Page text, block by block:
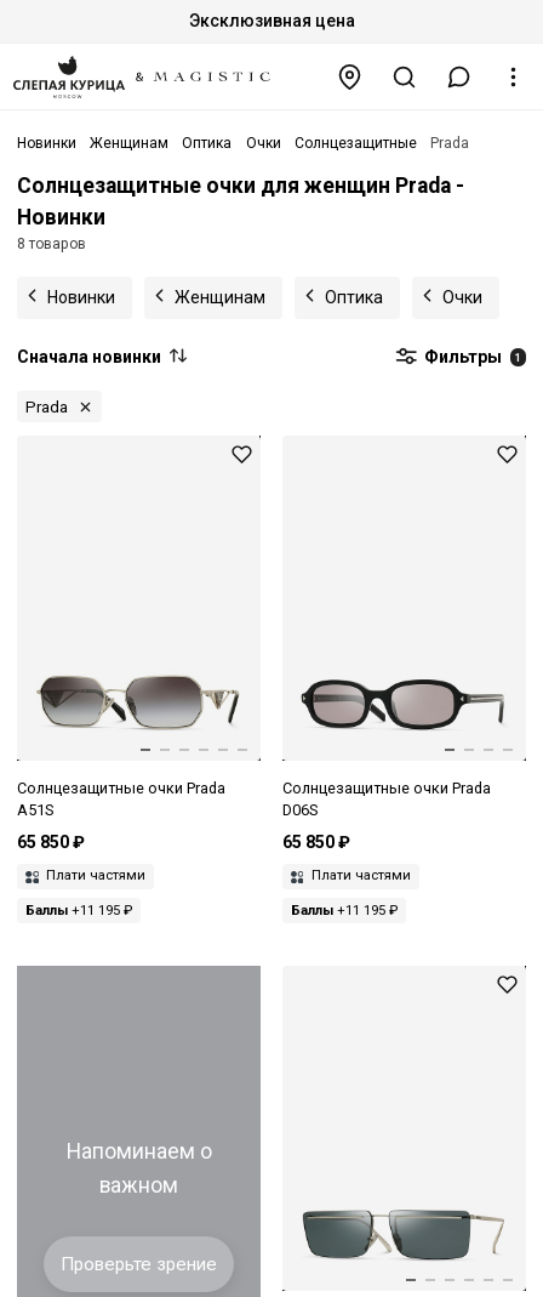
Эксклюзивная цена
Новинки Женщинам Оптика Очки Солнцезащитные Prada
Солнцезащитные очки для женщин Prada -
Новинки
8 товаров
Новинки Женщинам Оптика Очки
Сначала новинки Фильтры 1
Prada
Солнцезащитные очки Prada
A51S
65 850 ₽
Плати частями
Баллы +11 195 ₽
Солнцезащитные очки Prada
D06S
65 850 ₽
Плати частями
Баллы+11 195 ₽
Напоминаем о
важном
Проверьте зрение